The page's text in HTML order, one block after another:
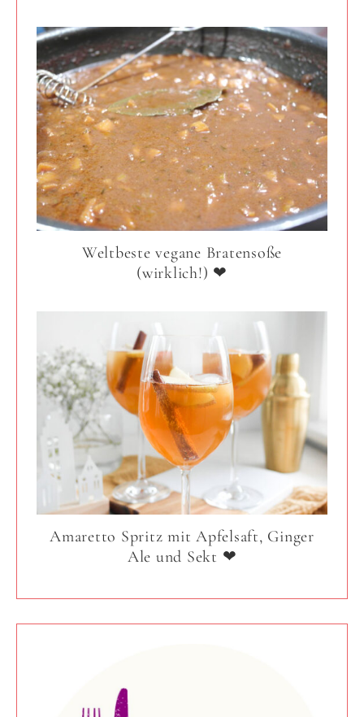
Weltbeste vegane Bratensoße
(wirklich!) ❤
Amaretto Spritz mit Apfelsaft, Ginger
Ale und Sekt ❤